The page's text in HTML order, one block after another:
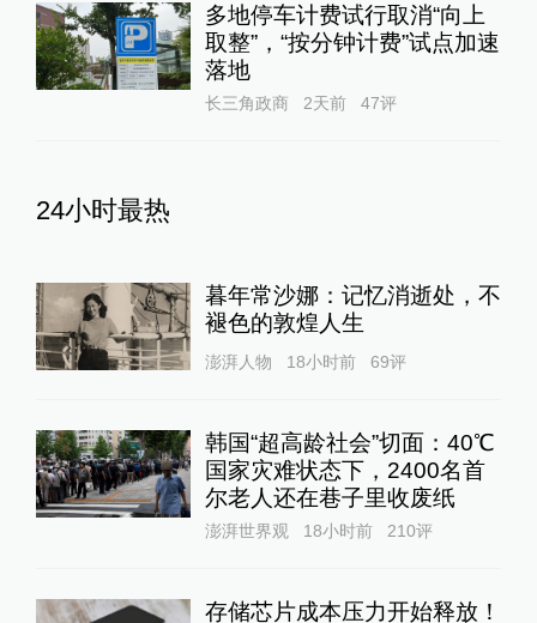
多地停车计费试行取消“向上
取整”，“按分钟计费”试点加速
落地
长三角政商 2天前 47评
24小时最热
暮年常沙娜：记忆消逝处，不
褪色的敦煌人生
澎湃人物 18小时前 69评
韩国“超高龄社会”切面：40℃
国家灾难状态下，2400名首
尔老人还在巷子里收废纸
澎湃世界观 18小时前 210评
存储芯片成本压力开始释放！